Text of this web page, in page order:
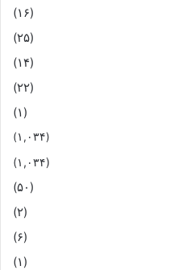
(۱۶)
(۲۵)
(۱۴)
(۲۲)
(۱)
(۱,۰۳۴)
(۱,۰۳۴)
(۵۰)
(۲)
(۶)
(۱)